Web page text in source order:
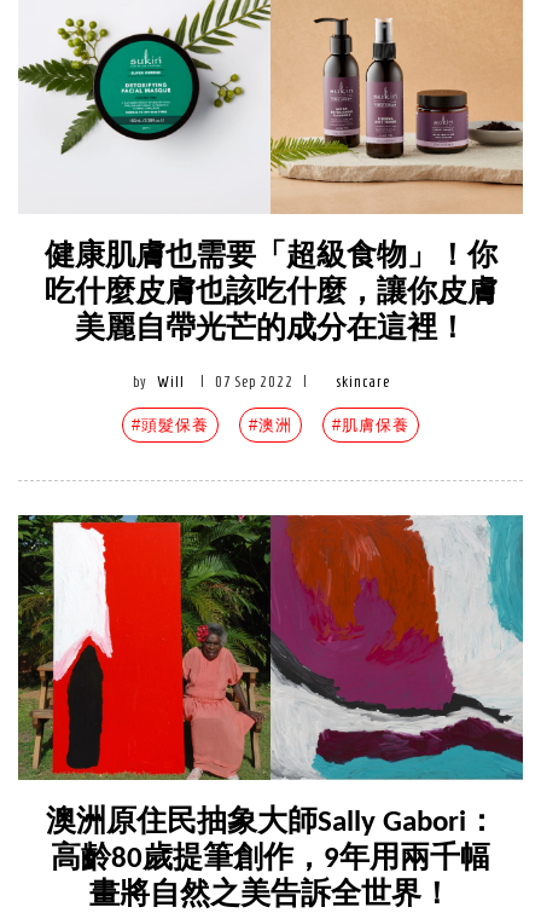
健康肌膚也需要「超級食物」！你
吃什麼皮膚也該吃什麼，讓你皮膚
美麗自帶光芒的成分在這裡！
by Will 07 Sep 2022 skincare
#頭髮保養 #澳洲 #肌膚保養
澳洲原住民抽象大師Sally Gabori：
高齡80歲提筆創作，9年用兩千幅
畫將自然之美告訴全世界！